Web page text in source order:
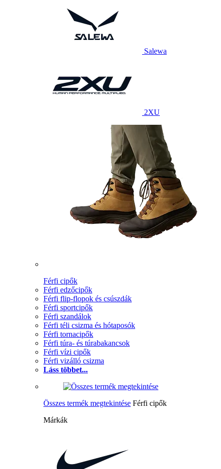
Salewa
2XU
Férfi cipők
Férfi edzőcipők
Férfi flip-flopok és csúszdák
Férfi sportcipők
Férfi szandálok
Férfi téli csizma és hótaposók
Férfi tornacipők
Férfi túra- és túrabakancsok
Férfi vízi cipők
Férfi vizálló csizma
Láss többet...
Összes termék megtekintése Férfi cipők
Márkák